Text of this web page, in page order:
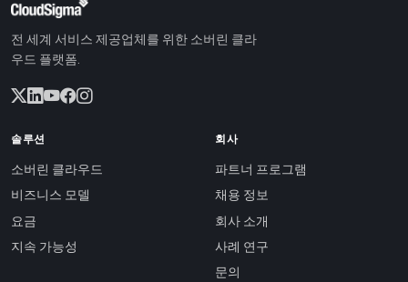
전 세계 서비스 제공업체를 위한 소버린 클라
우드 플랫폼.
솔루션
소버린 클라우드
비즈니스 모델
요금
지속 가능성
회사
파트너 프로그램
채용 정보
회사 소개
사례 연구
문의